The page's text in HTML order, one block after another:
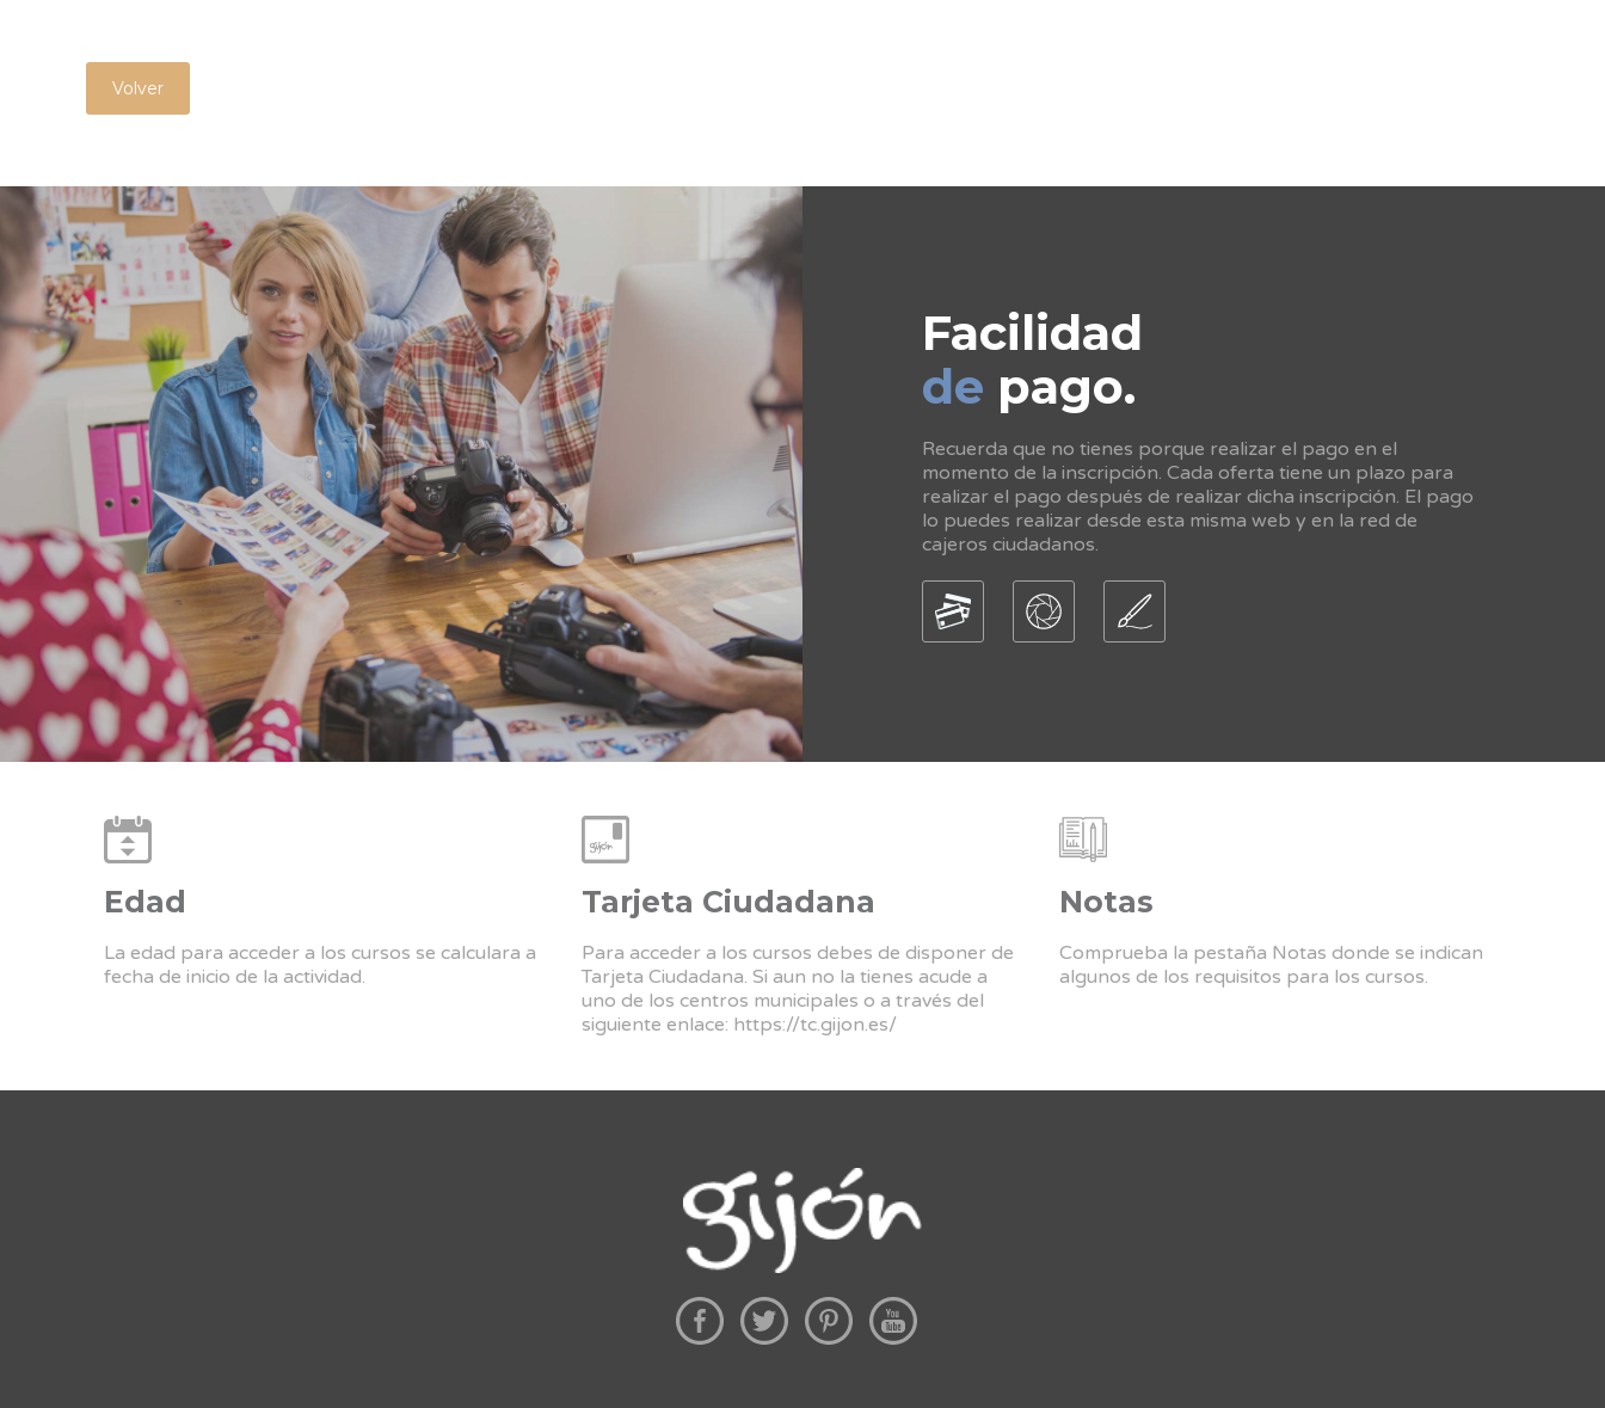
Volver
Facilidad
de pago.
Recuerda que no tienes porque realizar el pago en el
momento de la inscripción. Cada oferta tiene un plazo para
realizar el pago después de realizar dicha inscripción. El pago
lo puedes realizar desde esta misma web y en la red de
cajeros ciudadanos.
Edad
La edad para acceder a los cursos se calculara a
fecha de inicio de la actividad.
Tarjeta Ciudadana
Para acceder a los cursos debes de disponer de
Tarjeta Ciudadana. Si aun no la tienes acude a
uno de los centros municipales o a través del
siguiente enlace: https://tc.gijon.es/
Notas
Comprueba la pestaña Notas donde se indican
algunos de los requisitos para los cursos.